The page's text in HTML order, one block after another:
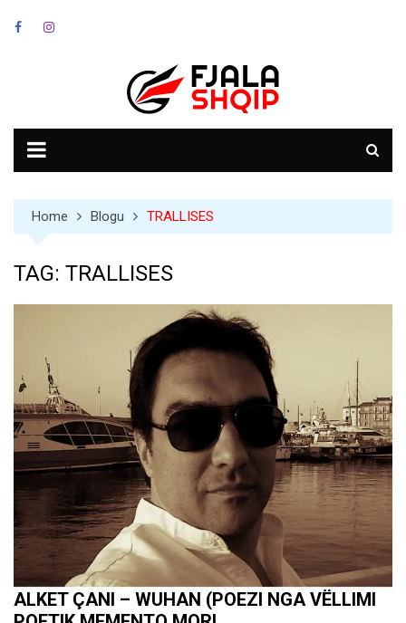
Home Blogu TRALLISES
TAG: TRALLISES
ALKET ÇANI – WUHAN (POEZI NGA VËLLIMI